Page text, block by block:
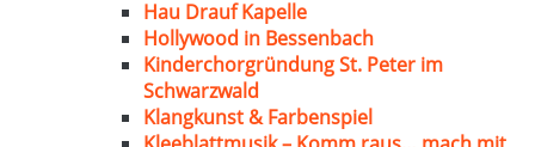
Hau Drauf Kapelle
Hollywood in Bessenbach
Kinderchorgründung St. Peter im
Schwarzwald
Klangkunst & Farbenspiel